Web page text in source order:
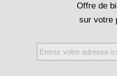
Offre de
sur votre
Inscription
à